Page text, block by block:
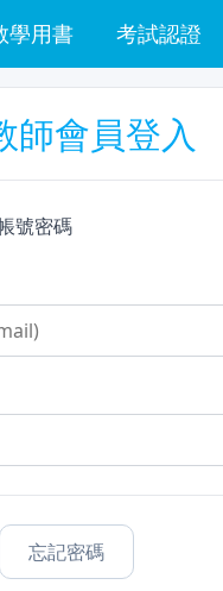
學用書 考試認證
師會員登入
號密碼
忘記密碼